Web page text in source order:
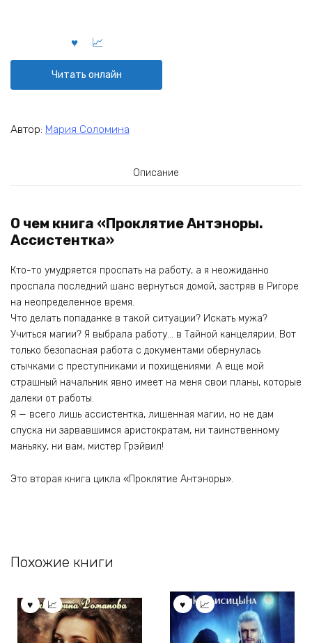
Читать онлайн
Автор: Мария Соломина
Описание
О чем книга «Проклятие Антэноры.
Ассистентка»
Кто-то умудряется проспать на работу, а я неожиданно
проспала последний шанс вернуться домой, застряв в Ригоре
на неопределенное время.
Что делать попаданке в такой ситуации? Искать мужа?
Учиться магии? Я выбрала работу… в Тайной канцелярии. Вот
только безопасная работа с документами обернулась
стычками с преступниками и похищениями. А еще мой
страшный начальник явно имеет на меня свои планы, которые
далеки от работы.
Я — всего лишь ассистентка, лишенная магии, но не дам
спуска ни зарвавшимся аристократам, ни таинственному
маньяку, ни вам, мистер Грэйвил!
Это вторая книга цикла «Проклятие Антэноры».
Похожие книги